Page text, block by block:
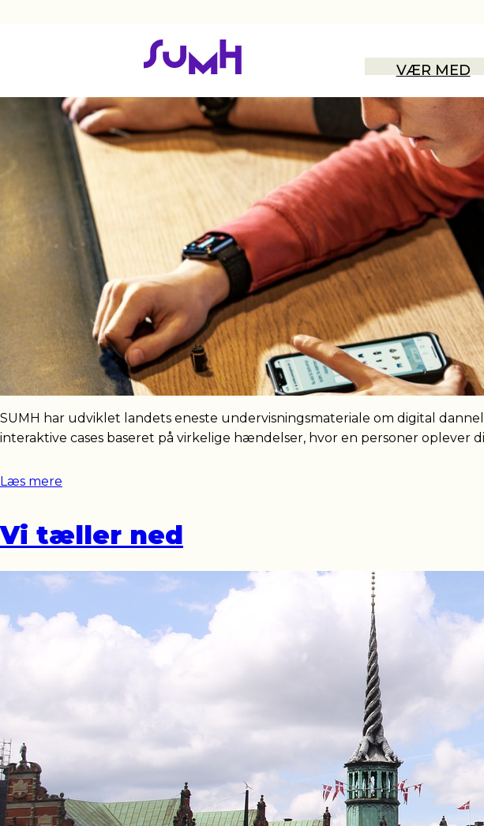
VÆR MED
Gør unge trygge online
SUMH har udviklet landets eneste undervisningsmateriale om digital
interaktive cases baseret på virkelige hændelser, hvor en personer oplever
Læs mere
Vi tæller ned